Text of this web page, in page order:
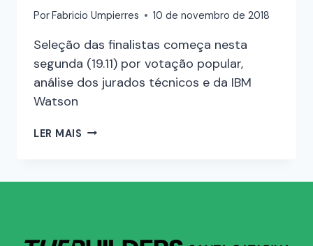
PorFabricio Umpierres 10 de novembro de 2018
Seleção das finalistas começa nesta
segunda (19.11) por votação popular,
análise dos jurados técnicos e da IBM
Watson
LER MAIS